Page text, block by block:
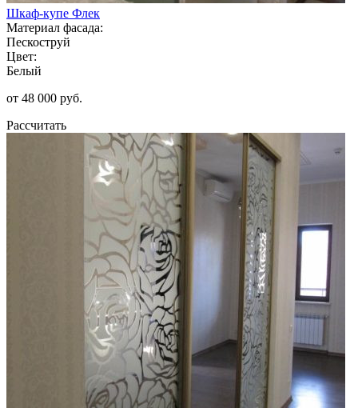
Шкаф-купе Флек
Материал фасада:
Пескоструй
Цвет:
Белый
от 48 000 руб.
Рассчитать